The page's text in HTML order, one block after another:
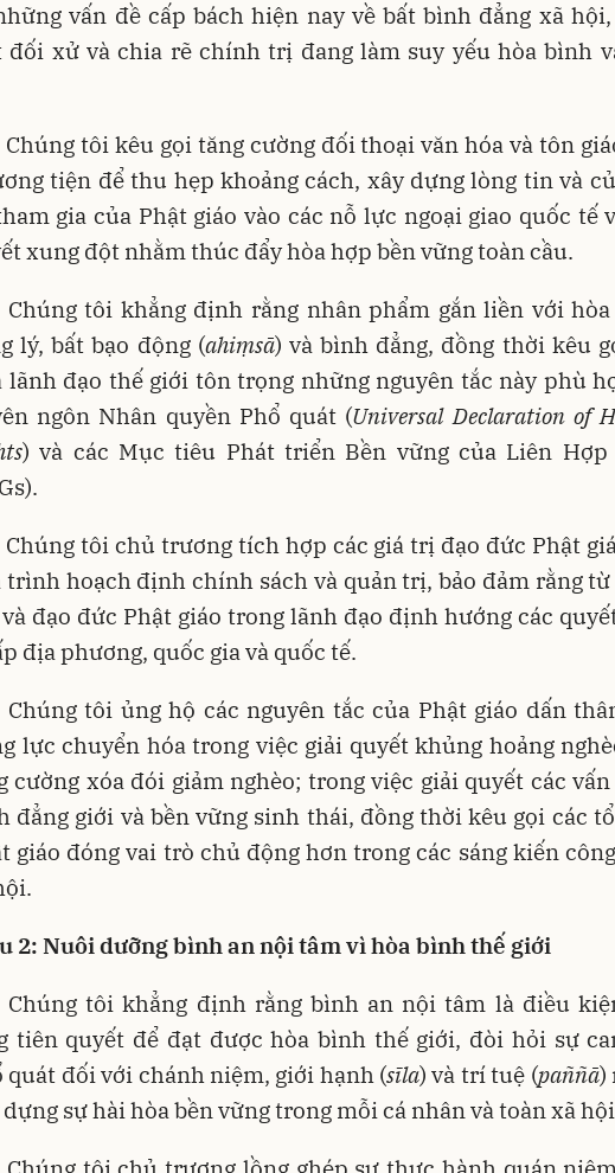
vấn đề cấp bách hiện nay về bất bình đẳng xã
đối xử và chia rẽ chính trị đang làm suy yếu hòa bình
Chúng tôi kêu gọi tăng cường đối thoại văn hóa và tôn
tiện để thu hẹp khoảng cách, xây dựng lòng tin và
gia của Phật giáo vào các nỗ lực ngoại giao quốc tế
xung đột nhằm thúc đẩy hòa hợp bền vững toàn cầu.
Chúng tôi khẳng định rằng nhân phẩm gắn liền với
lý, bất bạo động (ahiṃsā) và bình đẳng, đồng thời kêu
lãnh đạo thế giới tôn trọng những nguyên tắc này phù
ngôn Nhân quyền Phổ quát (Universal Declaration of
) và các Mục tiêu Phát triển Bền vững của Liên Hợp
Chúng tôi chủ trương tích hợp các giá trị đạo đức Phật
trình hoạch định chính sách và quản trị, bảo đảm rằng
đạo đức Phật giáo trong lãnh đạo định hướng các
địa phương, quốc gia và quốc tế.
Chúng tôi ủng hộ các nguyên tắc của Phật giáo dấn
lực chuyển hóa trong việc giải quyết khủng hoảng
cường xóa đói giảm nghèo; trong việc giải quyết các vấn
đẳng giới và bền vững sinh thái, đồng thời kêu gọi các
giáo đóng vai trò chủ động hơn trong các sáng kiến
2: Nuôi dưỡng bình an nội tâm vì hòa bình thế giới
Chúng tôi khẳng định rằng bình an nội tâm là điều
tiên quyết để đạt được hòa bình thế giới, đòi hỏi sự
quát đối với chánh niệm, giới hạnh (sīla) và trí tuệ (paññā)
sự hài hòa bền vững trong mỗi cá nhân và toàn xã